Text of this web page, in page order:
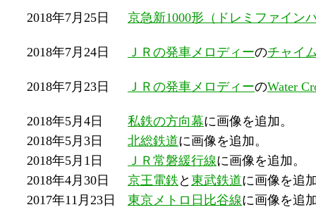
2018年7月25日 京急新1000形（ドレミファイン
2018年7月24日 ＪＲの発車メロディーのチャイ
2018年7月23日 ＪＲの発車メロディーのWater
2018年5月4日 私鉄の方向幕に画像を追加。
2018年5月3日
北総鉄道に画像を追加。
2018年5月1日
ＪＲ常磐緩行線に画像を追加。
2018年4月30日
京王電鉄 と 東武鉄道に画像を追
2017年11月23日
東京メトロ日比谷線に画像を追